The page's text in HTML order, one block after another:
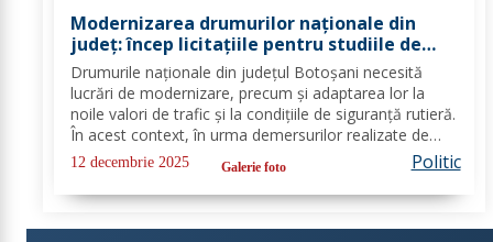
Modernizarea drumurilor naționale din
județ: încep licitațiile pentru studiile de
fezabilitate
Drumurile naționale din județul Botoșani necesită
lucrări de modernizare, precum și adaptarea lor la
noile valori de trafic și la condițiile de siguranță rutieră.
În acest context, în urma demersurilor realizate de
echipa PSD Botoșani, Direcția Regională de Drumuri
și Poduri Iași a scos la...
12 decembrie 2025 Galerie foto Politic